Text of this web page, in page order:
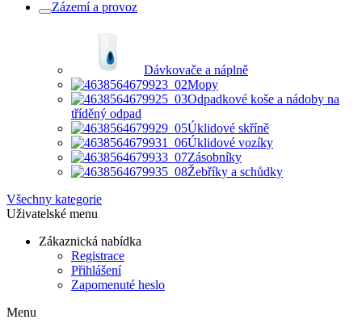
Zázemí a provoz
Dávkovače a náplně
Mopy
Odpadkové koše a nádoby na
tříděný odpad
Úklidové skříně
Úklidové vozíky
Zásobníky
Žebříky a schůdky
Všechny kategorie
Uživatelské menu
Zákaznická nabídka
Registrace
Přihlášení
Zapomenuté heslo
Menu